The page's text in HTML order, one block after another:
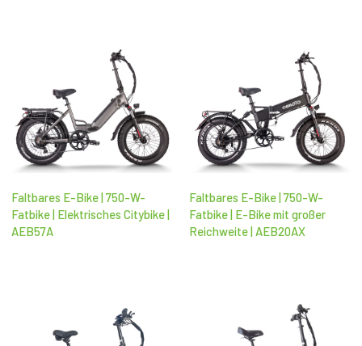
Faltbares E-Bike | 750-W-
Fatbike | Elektrisches Citybike |
AEB57A
Faltbares E-Bike | 750-W-
Fatbike | E-Bike mit großer
Reichweite | AEB20AX